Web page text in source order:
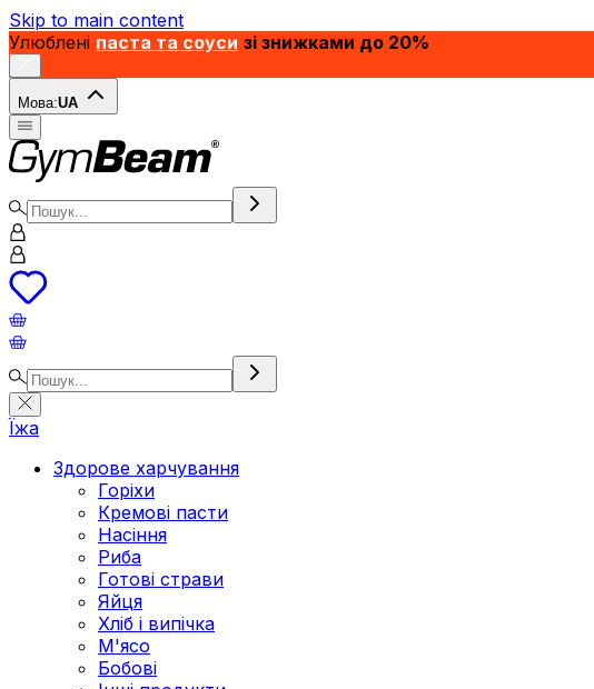
Skip to main content
Улюблені паста та соуси зі знижками до 20%
Мова:UA
Їжа
Здорове харчування
Горіхи
Кремові пасти
Насіння
Риба
Готові страви
Яйця
Хліб і випічка
М'ясо
Бобові